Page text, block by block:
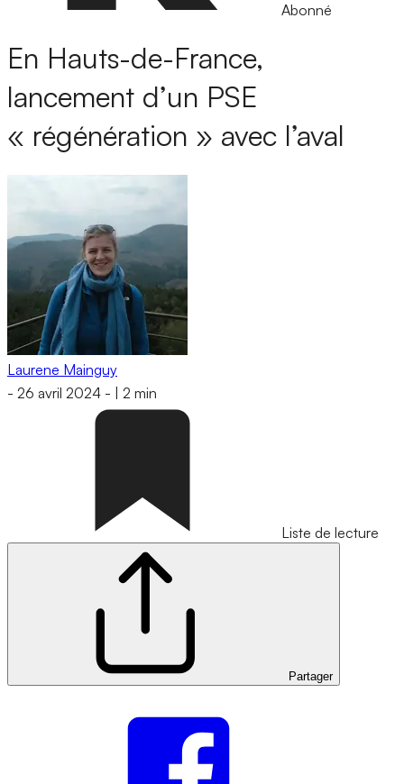
Abonné
En Hauts-de-France,
lancement d’un PSE
« régénération » avec l’aval
Laurene Mainguy
- 26 avril 2024 - 2 min
Liste de lecture
Partager